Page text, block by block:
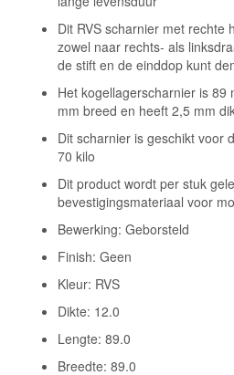
Dit RVS scharnier met rechte
zowel naar rechts- als
de stift en de einddop kunt
Het kogellagerscharnier is 89
mm breed en heeft 2,5 mm
Dit scharnier is geschikt voor
70 kilo
Dit product wordt per stuk
bevestigingsmateriaal voor
Bewerking: Geborsteld
Finish: Geen
Kleur: RVS
Dikte: 12.0
Lengte: 89.0
Breedte: 89.0